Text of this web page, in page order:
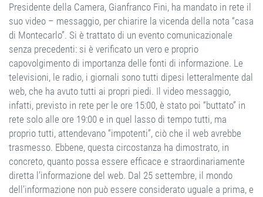
Presidente della Camera, Gianfranco Fini, ha mandato in rete il
suo video – messaggio, per chiarire la vicenda della nota “casa
di Montecarlo”. Si è trattato di un evento comunicazionale
senza precedenti: si è verificato un vero e proprio
capovolgimento di importanza delle fonti di informazione. Le
televisioni, le radio, i giornali sono tutti dipesi letteralmente dal
web, che ha avuto tutti ai propri piedi. Il video messaggio,
infatti, previsto in rete per le ore 15:00, è stato poi “buttato” in
rete solo alle ore 19:00 e in quel lasso di tempo tutti, ma
proprio tutti, attendevano “impotenti”, ciò che il web avrebbe
trasmesso. Ebbene, questa circostanza ha dimostrato, in
concreto, quanto possa essere efficace e straordinariamente
diretta l’informazione del web. Dal 25 settembre, il mondo
dell’informazione non può essere considerato uguale a prima, e